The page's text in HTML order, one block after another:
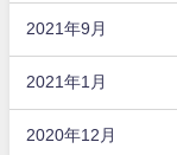
2021年9月
2021年1月
2020年12月